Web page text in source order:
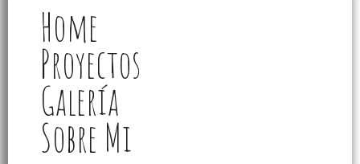
Home
Proyectos
Galería
Sobre Mi